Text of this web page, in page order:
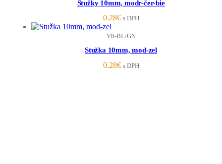
Stužky 10mm, modr-čer-bie
0.28€ s DPH
V8-BL/GN
Stužka 10mm, mod-zel
0.28€ s DPH